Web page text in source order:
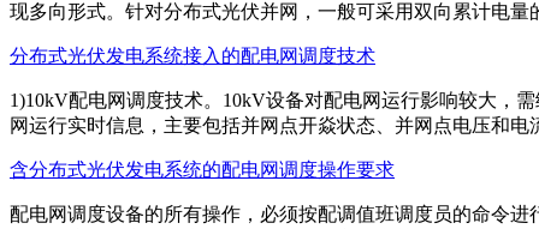
现多向形式。针对分布式光伏并网，一般可采用双向累计电量
分布式光伏发电系统接入的配电网调度技术
1)10kV配电网调度技术。10kV设备对配电网运行影响较大，
网运行实时信息，主要包括并网点开焱状态、并网点电压和电
含分布式光伏发电系统的配电网调度操作要求
配电网调度设备的所有操作，必须按配调值班调度员的命令